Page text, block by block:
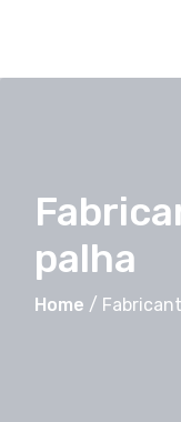
palha
Home /